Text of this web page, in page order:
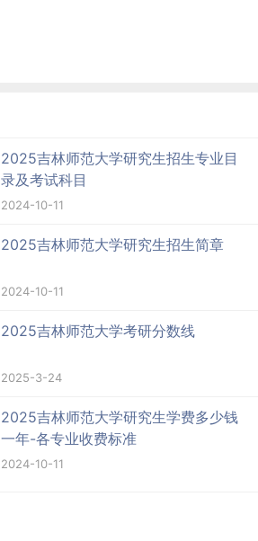
2025吉林师范大学研究生招生专业目
录及考试科目
2024-10-11
2025吉林师范大学研究生招生简章
2024-10-11
2025吉林师范大学考研分数线
2025-3-24
2025吉林师范大学研究生学费多少钱
一年-各专业收费标准
2024-10-11